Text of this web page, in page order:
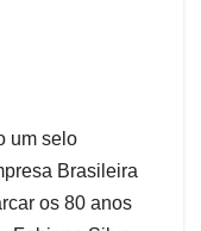
um selo
Brasileira
os 80 anos